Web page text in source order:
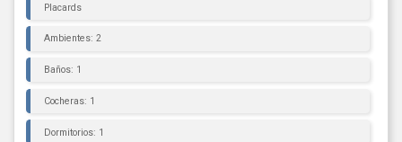
Placards
Ambientes: 2
Baños: 1
Cocheras: 1
Dormitorios: 1